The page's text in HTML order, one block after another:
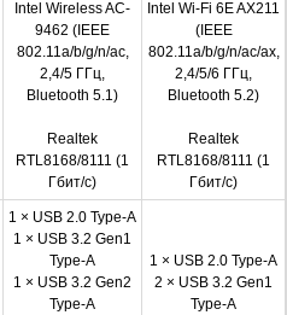
Intel Wireless AC-
9462 (IEEE
802.11a/b/g/n/ac,
2,4/5 ГГц,
Bluetooth 5.1)
Realtek
RTL8168/8111 (1
Гбит/с)
Intel Wi-Fi 6E AX211
(IEEE
802.11a/b/g/n/ac/ax,
2,4/5/6 ГГц,
Bluetooth 5.2)
Realtek
RTL8168/8111 (1
Гбит/с)
1 × USB 2.0 Type-A
1 × USB 3.2 Gen1
Type-A
1 × USB 3.2 Gen2
Type-A
1 × USB 2.0 Type-A
2 × USB 3.2 Gen1
Type-A